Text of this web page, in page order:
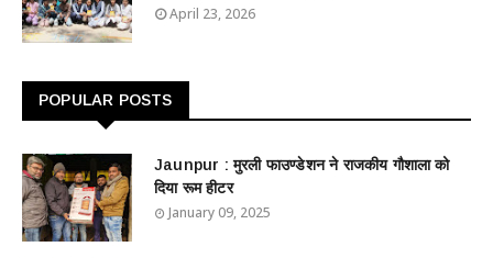
April 23, 2026
POPULAR POSTS
Jaunpur : ​मुरली फाउण्डेशन ने राजकीय गौशाला को
दिया रूम हीटर
January 09, 2025